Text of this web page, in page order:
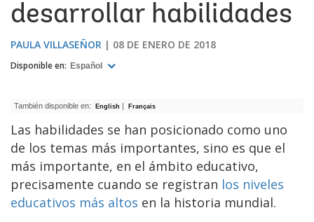
desarrollar habilidades
PAULA VILLASEÑOR 08 DE ENERO DE 2018
Disponible en: Español
También disponible en: English | Français
Las habilidades se han posicionado como uno
de los temas más importantes, sino es que el
más importante, en el ámbito educativo,
precisamente cuando se registran los niveles
educativos más altos en la historia mundial.